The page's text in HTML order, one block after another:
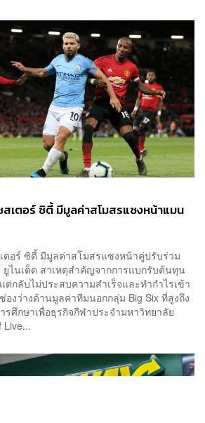
เตอร์ ซิตี้ มีมูลค่าสโมสรแซงหน้าแมน
ตอร์ ซิตี้ มีมูลค่าสโมสรแซงหน้าคู่ปรับร่วม
ยูไนเต็ด สาเหตุสำคัญจากการแบกรับต้นทุน
กลับไม่ประสบความสำเร็จและทำกำไรเข้า
งว่างด้านมูลค่าทีมนอกกลุ่ม Big Six ที่สูงถึง
กษาเพื่อธุรกิจกีฬาประจำมหาวิทยาลัย
Live...